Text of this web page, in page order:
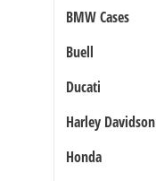
BMW Cases
Buell
Ducati
Harley Davidson
Honda